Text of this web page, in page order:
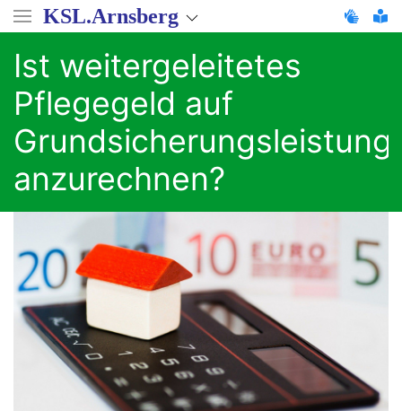
Direkt
zum
Inhalt
KSL.Arnsberg
Ist weitergeleitetes
Pflegegeld auf
anzurechnen?